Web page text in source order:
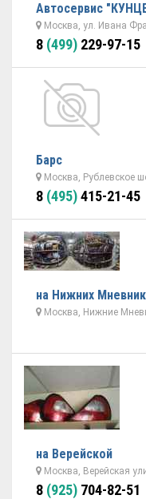
Автосервис
Москва, ул. Ивана
8 (499) 229-97-15
Барс
Москва, Рублевское
8 (495)415-21-45
на Нижних
Москва, Нижние
на Верейской
Москва, Верейская
8 (925) 704-82-51